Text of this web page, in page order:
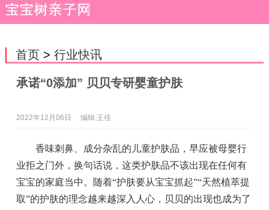
首页> 行业快讯
承诺“0添加” 贝贝专研婴童护肤
2022年12月06日 编辑:王佳
香味刺鼻、成分杂乱的儿童护肤品，早应被母婴行
业拒之门外，换句话说，这类护肤品不该出现在任何有
宝宝的家庭当中。随着“护肤要从宝宝抓起”“天然植萃提
取”的护肤的理念越来越深入人心，贝贝的出现也成为了